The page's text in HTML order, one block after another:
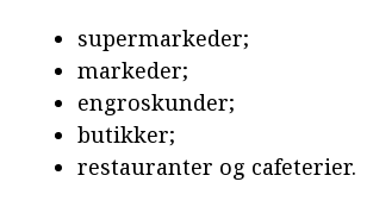
supermarkeder;
markeder;
engroskunder;
butikker;
restauranter og cafeterier.